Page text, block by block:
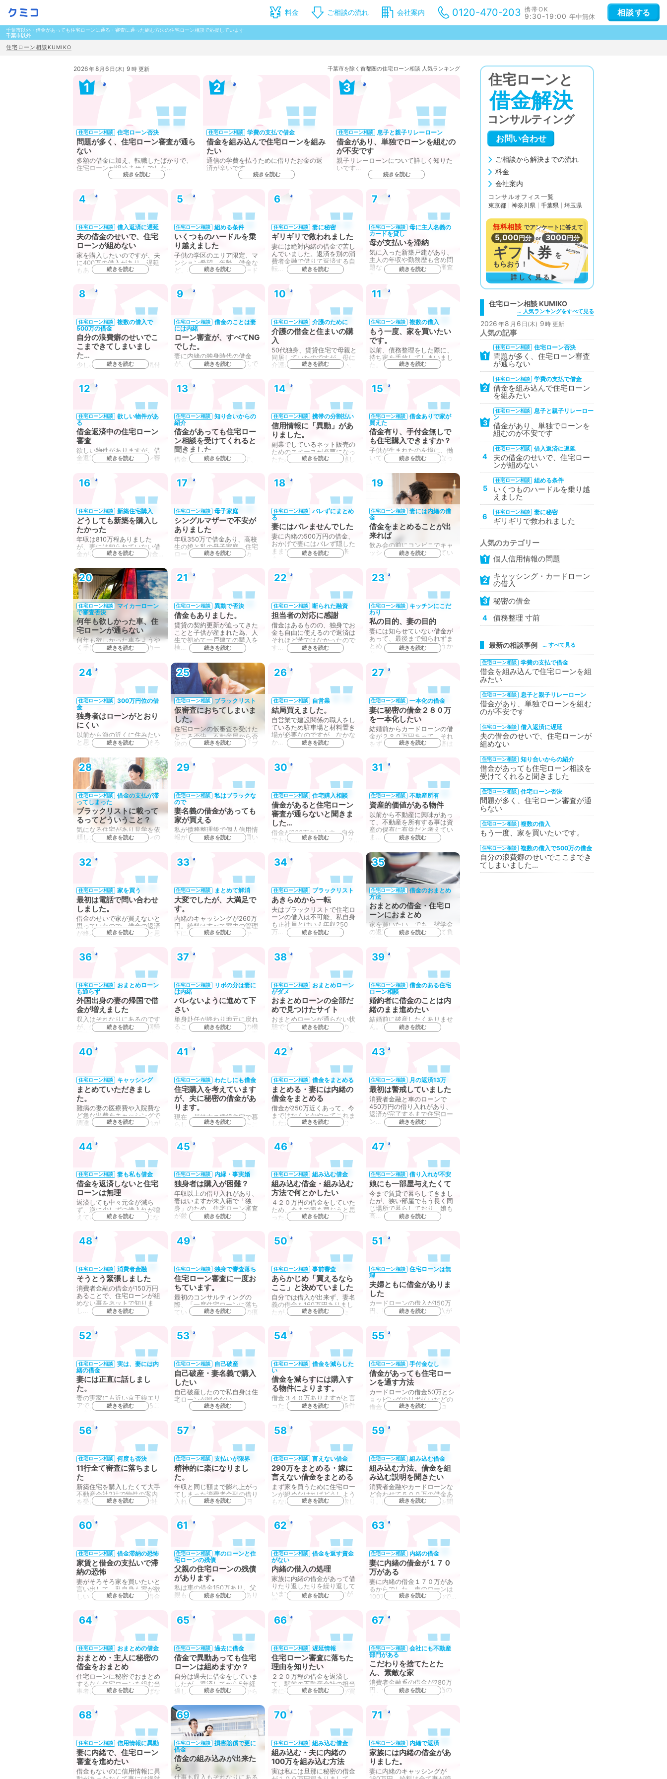
千葉市以外・借金があっても住宅ローンに通る・審査に通った組む方法の住宅ローン相談で応援しています
千葉市以外
住宅ローン相談KUMIKO
2026年8 月 6 日(木) 9 時 更新 千葉市を除く首都圏の住宅ローン相談 人気ランキング
1
住宅ローン相談 住宅ローン否決
問題が多く、住宅ローン審査が通ら
ない
多額の借金に加え、転職したばかりで、
住宅ローンが組めませんでした…
続きを読む
2
住宅ローン相談 学費の支払で借金
借金を組み込んで住宅ローンを組み
たい
通信の学費を払うために借りたお金の返
済が辛いです……
続きを読む
3
住宅ローン相談 息子と親子リレーローン
借金があり、単独でローンを組むの
が不安です
親子リレーローンについて詳しく知りた
いです…
続きを読む
4
住宅ローン相談 借入返済に遅延
夫の借金のせいで、住宅
ローンが組めない
家を購入したいのですが、夫
に400万の借入があり、遅延
もあります……続きを読む
5
住宅ローン相談 組める条件
いくつものハードルを乗
り越えました
子供の学区のエリア限定、マ
ンション希望、年齢、借金な
ど、私の家の購入にはハード
続きを読む
6
住宅ローン相談 妻に秘密
ギリギリで救われました
妻には絶対内緒の借金で苦し
んでいました。返済を別の消
費者金融で借りて返済する自
転…
続きを読む
7
住宅ローン相談
母に主人名義の
カードを貸し
母が支払いを滞納
気に入った新築戸建があり、
主人の年収や勤務歴も含め問
題なく通るとの事で事前審査
続きを読む
8
住宅ローン相談
複数の借入で
500万の借金
自分の浪費癖のせいでこ
こまできてしまいまし
た…
少しの借金のつもりが、気付
続きを読む
9
住宅ローン相談
借金のことは妻
には内緒
ローン審査が、すべてNG
でした。
妻に内緒の独身時代の借金
が、今では倍以上に膨らんで
います。子供がもう一人増え
続きを読む
10
住宅ローン相談 介護のために
介護の借金と住まいの購
入
50代独身、賃貸住宅で母親と
同居していたのですが、母に
介護が必要となってしまい、
続きを読む
11
住宅ローン相談 複数の借入
もう一度、家を買いたい
です。
以前、債務整理をした際に、
持ち家を手放してしまいまし
た。…
続きを読む
12
住宅ローン相談
欲しい物件があ
る
借金返済中の住宅ローン
審査
欲しい物件がありますが、借
金返済中です。住宅ローン審
査のことが心配です。…
続きを読む
13
住宅ローン相談
知り合いからの
紹介
借金があっても住宅ロー
ン相談を受けてくれると
聞きました
借金が500万以上あります、
続きを読む
14
住宅ローン相談 携帯の分割払い
信用情報に「異動」があ
りました。
副業でしているネット販売の
ためのスペースが必要になっ
たため、一戸建てに引っ越し
続きを読む
15
住宅ローン相談
借金ありで家が
買えた
借金有り、手付金無しで
も住宅購入できますか？
子供が生まれたのを境に、働
いていた妻が専業主婦となっ
たことで、世帯の収入は減
続きを読む
16
住宅ローン相談 新築住宅購入
どうしても新築を購入し
たかった
年収は810万程ありました
が、妻には知られていない借
金が510万円。最初は、借金…
続きを読む
17
住宅ローン相談 母子家庭
シングルマザーで不安が
ありました
年収350万で借金あり、高校
生の娘と私の母子家庭。住宅
ローンが組めるのか、組め
続きを読む
18
住宅ローン相談
バレずにまとめ
る
妻にはバレませんでした
妻に内緒の500万円の借金、
おかげで妻にはバレず隠した
ままでまとめることが出来
続きを読む
19
住宅ローン相談
妻には内緒の借
金
借金をまとめることが出
来れば
飲み会の前にコンビニでキャ
ッシングして財布に足してい
くような感じでカードローン
続きを読む
20
住宅ローン相談
マイカーローン
で審査否決
何年も欲しかった車、住
宅ローンが通らない
何年も欲しかった車をようや
く手に入れて、そのマイカー
ローンの残債が250万。車
続きを読む
21
住宅ローン相談 異動で否決
借金もありました。
賃貸の契約更新が迫ってきた
ことと子供が産まれた為、人
生で初めて一戸建ての購入を
検…
続きを読む
22
住宅ローン相談 断られた融資
担当者の対応に感謝
借金はあるものの、独身でお
金も自由に使えるので返済は
それほど苦ではなかったので
す…
続きを読む
23
住宅ローン相談
キッチンにこだ
わり
私の目的、妻の目的
妻には知らせていない借金が
あって、最後まで知られずま
とめる事が出来るでしょうか
続きを読む
24
住宅ローン相談
300万円位の借
金
独身者はローンがとおり
にくい
以前から海の近くに住みたい
と思っており、年齢的にそろ
そろ購入しないと厳しくなる
と…
続きを読む
25
住宅ローン相談 ブラックリスト
仮審査におちてしまいま
した。
住宅ローンの仮審査を受けた
ところ否決。不動産屋から否
決の連絡をもらった時に「ブ
続きを読む
26
住宅ローン相談 自営業
結局買えました。
自営業で建設関係の職人をし
ているため駐車場と材料置き
場が必要なのですが、なかな
か…
続きを読む
27
住宅ローン相談 一本化の借金
妻に秘密の借金２８０万
を一本化したい
結婚前からカードローンの借
金が２８０万円あって、それ
をずっと隠しています。妻は
続きを読む
28
住宅ローン相談
借金の支払が滞
ってしまった
ブラックリストに載って
るってどういうこと？
気になる住宅があり見学を依
頼したところ、住宅ローンの
仮承認を受けてからでないと
続きを読む
29
住宅ローン相談
私はブラックな
ので
妻名義の借金があっても
家が買える
私が債務整理後で個人信用情
報がブラックなので妻で買い
たいのですが、妻名義の借金
続きを読む
30
住宅ローン相談 住宅購入相談
借金があると住宅ローン
審査が通らないと聞きま
した…
借金が200万あります。自分
でも住宅購入できますか…？…
続きを読む
31
住宅ローン相談 不動産所有
資産的価値がある物件
以前から不動産に興味があっ
て、不動産を所有する事は資
産の保有に有益だと考えてい
ま…
続きを読む
32
住宅ローン相談 家を買う
最初は電話で問い合わせ
しました。
借金のせいで家が買えないと
思っていたので、借金の返済
が終わったら家を買おうと思
続きを読む
33
住宅ローン相談 まとめて解消
大変でしたが、大満足で
す。
内緒のキャッシングが260万
円。給料はすべて家内の管理
下にあり、月々の小遣いか
続きを読む
34
住宅ローン相談 ブラックリスト
あきらめから一転
夫はブラックリストで住宅ロ
ーンの借入は不可能、私自身
も正社員とはいえ年収250
万…
続きを読む
35
住宅ローン相談
借金のおまとめ
方法
おまとめの借金・住宅ロ
ーンにおまとめ
家を買いたい。でも、奨学金
の返済がずっと残っていて負
担が大きく、カードローンを
続きを読む
36
住宅ローン相談
おまとめローン
も通らず
外国出身の妻の帰国で借
金が増えました
収入はそれなりにあるのです
が、外国出身の妻が年数回帰
国する費用が不定期で、ボー
続きを読む
37
住宅ローン相談
リボの分は妻に
は内緒
バレないように進めて下
さい
単身赴任が終わり地元に戻れ
ることになったので、この機
会にとマイホームの購入を妻
続きを読む
38
住宅ローン相談
おまとめローン
がダメ
おまとめローンの全部だ
めで見つけたサイト
おまとめローンが通らない状
態です。私の属性が悪いの
か、他におまとめローンが無
続きを読む
39
住宅ローン相談
借金のある住宅
ローン相談
婚約者に借金のことは内
緒のまま進めたい
結婚前に破産したくありませ
ん。助けてください。…
続きを読む
40
住宅ローン相談 キャッシング
まとめていただきまし
た。
難病の妻の医療費や入院費な
ど急な出費をキャッシングで
調達していましたが、それが
続きを読む
41
住宅ローン相談 わたしにも借金
住宅購入を考えています
が、夫に秘密の借金があ
ります。
現在、川崎市の賃貸住宅で暮
らしています。住み慣れたこ
続きを読む
42
住宅ローン相談 借金をまとめる
まとめる・妻には内緒の
借金をまとめる
借金が250万近くあって、今
まではなんとかやってこれま
したが、住宅ローンを組む
続きを読む
43
住宅ローン相談 月の返済13万
最初は警戒していました
消費者金融と車のローンで
450万円の借り入れがあり、
返済が完了するまで住宅ロー
ン…
続きを読む
44
住宅ローン相談 妻も私も借金
借金を返済しないと住宅
ローンは無理
返済しても中々元金が減ら
ず、逆に少しずつ借入れが増
えていき、今は400万円にな
続きを読む
45
住宅ローン相談 内縁・事実婚
独身者は購入が困難？
年収以上の借り入れがあり、
妻はいますが未入籍で「独
身」のため、住宅ローン審査
が厳…
続きを読む
46
住宅ローン相談 組み込む借金
組み込む借金・組み込む
方法で何とかしたい
４２０万円の借金をしていた
ため、今まで家を買おうと思
ったことはなかったのです
続きを読む
47
住宅ローン相談 借り入れが不安
娘にも一部屋与えたくて
今まで賃貸で暮らしてきまし
たが、狭い部屋でもう長く同
じ場所で暮らしており、娘も
高…
続きを読む
48
住宅ローン相談 消費者金融
そうとう緊張しました
消費者金融の借金が150万円
あることで、住宅ローンが組
めない事をネットで知りま
し…
続きを読む
49
住宅ローン相談 独身で審査落ち
住宅ローン審査に一度お
ちています。
最初のコンサルティングの
際、「一度住宅ローンに落ち
ているので、信用情報上の痕
続きを読む
50
住宅ローン相談 事前審査
あらかじめ「買えるなら
ここ」と決めていました
自分では借入が出来ず、妻名
義の借金も160万円ありまし
たが、以前から家を買いた
続きを読む
51
住宅ローン相談
住宅ローンは無
理
夫婦ともに借金がありま
した
カードローンの借入が150万
円、妻にも200万円の借入が
あります。家が欲しくて駅…
続きを読む
52
住宅ローン相談
実は、妻には内
緒の借金
妻には正直に話しまし
た。
妻の実家にも近い京王線エリ
アで戸建を購入し引越するこ
とを決めたのですが、実は、
続きを読む
53
住宅ローン相談 自己破産
自己破産・妻名義で購入
したい
自己破産したので私自身は住
宅ローンが組めない…
続きを読む
54
住宅ローン相談
借金を減らした
い
借金を減らすには購入す
る物件によります。
借金３４０万ありますがと言
ったら、大丈夫です完済条件
で審査に入れたら通ります
続きを読む
55
住宅ローン相談 手付金なし
借金があっても住宅ロー
ンを通す方法
カードローンの借金50万とシ
ョッピングのリボ払いなどの
借金もあり、本当に住宅ロ
続きを読む
56
住宅ローン相談 何度も否決
11行全て審査に落ちまし
た
新築住宅を購入したくて大手
不動産会社2社で物件の案内
を受けていました。その2社
続きを読む
57
住宅ローン相談 支払いが限界
精神的に楽になりまし
た。
年収と同じ額まで膨れ上がっ
てしまった消費者金融の借り
入れ。支払額が毎月15万円
続きを読む
58
住宅ローン相談 言えない借金
290万をまとめる・嫁に
言えない借金をまとめる
まず家を買うために住宅ロー
ンが組めなければどうしよう
もないので、ネットで検索し
続きを読む
59
住宅ローン相談 組み込む借金
組み込む方法、借金を組
み込む説明を聞きたい
消費者金融やカードローンな
ど合わせて５００万の借金あ
り。組み込む方法の説明を聞
続きを読む
60
住宅ローン相談 借金滞納の恐怖
家賃と借金の支払いで滞
納の恐怖
妻がそろそろ家を買いたいと
言い出して、私自身も家が欲
しいですが、このとおり借金
続きを読む
61
住宅ローン相談
車のローンと住
宅ローンの残債
父親の住宅ローンの残債
があります。
私は車の借金150万あり、父
親も住宅ローンの残債があり
ます。この状態で住宅ロー
続きを読む
62
住宅ローン相談
借金を返す資金
がない
内緒の借入の処理
家族に内緒の借金があって借
りたり返したりを繰り返して
いますが今は3社では借金が
続きを読む
63
住宅ローン相談 内緒の借金
妻に内緒の借金が１７０
万がある
妻に内緒の借金１７０万があ
るからでした。車のローンは
100万は妻は知っているので…
続きを読む
64
住宅ローン相談 おまとめの借金
おまとめ・主人に秘密の
借金をおまとめ
住宅ローンに秘密でおまとめ
するなら住宅ローンを組む当
事者は自分にならなければな
続きを読む
65
住宅ローン相談 過去に借金
借金で異動あっても住宅
ローンは組めますか？
自分は過去に借金をしていま
したが、返済してから5年経
過しないと個人信用情報から
続きを読む
66
住宅ローン相談 遅延情報
住宅ローン審査に落ちた
理由を知りたい
２２０万程の借金を返済し
て、駅前の不動産会社の担当
者に手付金が無くても家が買
続きを読む
67
住宅ローン相談
会社にも不動産
部門がある
こだわりを捨てたとた
ん、素敵な家
消費者金融系の借金が280万
円、年収は420万円。担当の
人とお話したところ、個人…
続きを読む
68
住宅ローン相談 信用情報に異動
妻に内緒で、住宅ローン
審査を進めたい
借金もないのに信用情報に異
69
住宅ローン相談
損害賠償で更に
借金
借金の組み込みが出来た
ら
仕事も収入もそれなりにある
70
住宅ローン相談 組み込む借金
組み込む・夫に内緒の
100万を組み込む方法
実は私には旦那に秘密の借金
71
住宅ローン相談 内緒で返済
家族には内緒の借金があ
りました。
妻に内緒のキャッシングが
住宅ローンと
借金解決
コンサルティング
お問い合わせ
ご相談から解決までの流れ
料金
会社案内
コンサルオフィス一覧
東京都
神奈川県 千葉県 埼玉県
無料相談 でアンケートに答えて
5,000円分 or 3000円分
ギフト券 を
もらおう！
詳しく見る▶
住宅ローン相談
… 人気ランキングをすべて見る
2026 年8 月 6 日(木) 9時 更新
人気の記事
1
住宅ローン相談 住宅ローン否決
問題が多く、住宅ローン審査
が通らない
2
住宅ローン相談 学費の支払で借金
借金を組み込んで住宅ローン
を組みたい
3
住宅ローン相談
息子と親子リレーロー
ン
借金があり、単独でローンを
組むのが不安です
4
住宅ローン相談 借入返済に遅延
夫の借金のせいで、住宅ロー
ンが組めない
5
住宅ローン相談 組める条件
いくつものハードルを乗り越
えました
6
住宅ローン相談 妻に秘密
ギリギリで救われました
人気のカテゴリー
1 個人信用情報の問題
2 キャッシング・カードローン
の借入
3 秘密の借金
4 債務整理 寸前
最新の相談事例 … すべて見る
住宅ローン相談 学費の支払で借金
借金を組み込んで住宅ローンを組
みたい
住宅ローン相談 息子と親子リレーローン
借金があり、単独でローンを組む
のが不安です
住宅ローン相談 借入返済に遅延
夫の借金のせいで、住宅ローンが
組めない
住宅ローン相談 知り合いからの紹介
借金があっても住宅ローン相談を
受けてくれると聞きました
住宅ローン相談 住宅ローン否決
問題が多く、住宅ローン審査が通
らない
住宅ローン相談 複数の借入
もう一度、家を買いたいです。
住宅ローン相談 複数の借入で500万の借金
自分の浪費癖のせいでここまでき
てしまいました…
料金 ご相談の流れ 会社案内 0120-470-203 携帯OK
9:30-19:00 年中無休 相談する